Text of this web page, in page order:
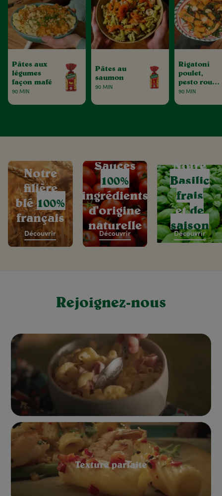
Pâtes aux
légumes
façon mafé
90 MIN
Pâtes au
saumon
90 MIN
Rigatoni
poulet,
pesto rouge
& tomates
90 MIN
Notre
filière
blé100%
français
Découvrir
Sauces
100%
ingrédients
d’origine
naturelle
Découvrir
Notre
Basilic
frais
etde
saison
Découvrir
Rejoignez-nous